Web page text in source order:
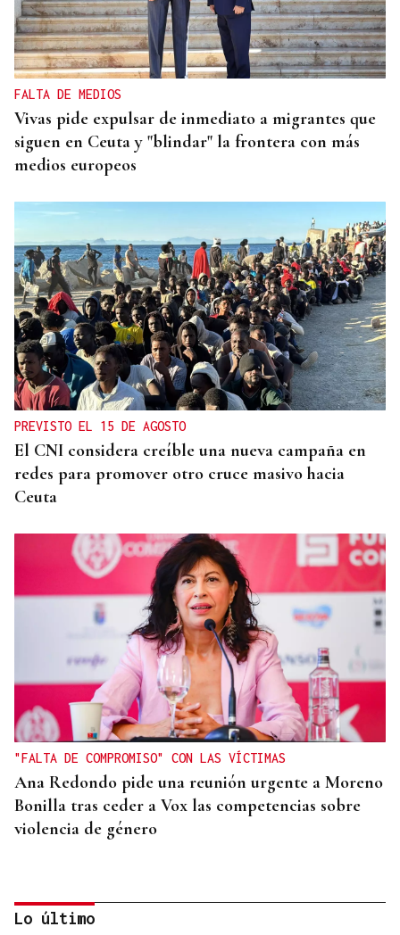
FALTA DE MEDIOS
Vivas pide expulsar de inmediato a migrantes que
siguen en Ceuta y "blindar" la frontera con más
medios europeos
PREVISTO EL 15 DE AGOSTO
El CNI considera creíble una nueva campaña en
redes para promover otro cruce masivo hacia
Ceuta
"FALTA DE COMPROMISO" CON LAS VÍCTIMAS
Ana Redondo pide una reunión urgente a Moreno
Bonilla tras ceder a Vox las competencias sobre
violencia de género
Lo último